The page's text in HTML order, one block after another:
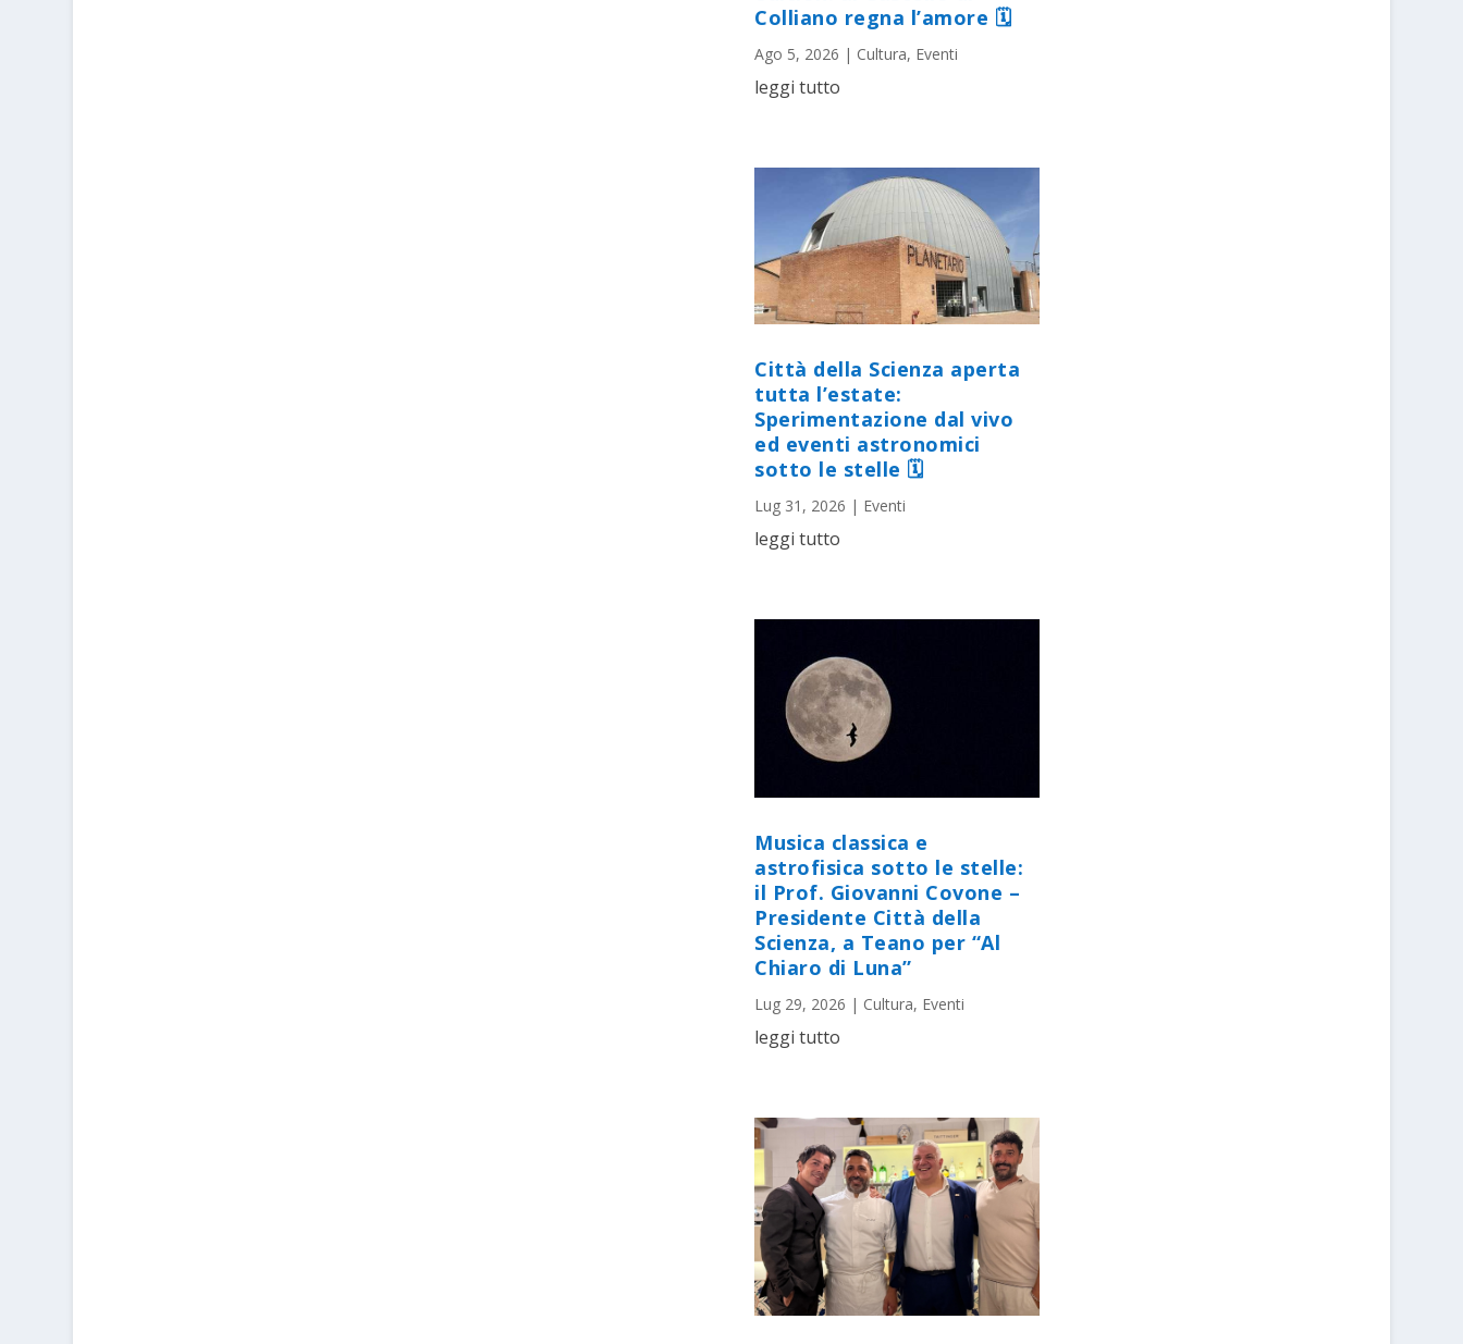
Colliano regna l’amore 🗓
Ago 5, 2026 | Cultura, Eventi
leggi tutto
Città della Scienza aperta
tutta l’estate:
Sperimentazione dal vivo
ed eventi astronomici
sotto le stelle 🗓
Lug 31, 2026 | Eventi
leggi tutto
Musica classica e
astrofisica sotto le stelle:
il Prof. Giovanni Covone –
Presidente Città della
Scienza, a Teano per “Al
Chiaro di Luna”
Lug 29, 2026 | Cultura, Eventi
leggi tutto